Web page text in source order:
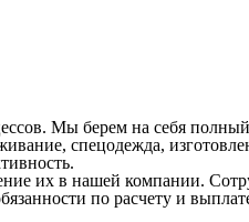
Мы берем на себя
спецодежда,
их в нашей компании.
по расчету и